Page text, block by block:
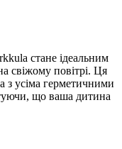
стане ідеальним
свіжому повітрі. Ця
з усіма герметичними
що ваша дитина